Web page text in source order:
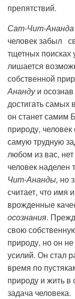
препятствий.
Сат-Чит-Ананда
человек забыл
тщетных
лишается
собственной
Анандуи осознав
достигать самых
он станет самим
природу,
самую трудную
любом из вас,
человек наделен
Чит-Ананды, но
считает, что имя
врожденные
осознания.
свою
природу, но он
усилий. Он стал
время по
природу и жить в
задача человека.